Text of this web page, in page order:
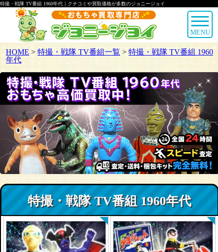
特撮・戦隊 TV番組 1960年代｜クチコミや買取価格が多数のジョニージョイ
MENU
HOME > 特撮・戦隊 TV番組一覧 > 特撮・戦隊 TV番組 1960
年代
特撮・戦隊 TV番組 1960年代